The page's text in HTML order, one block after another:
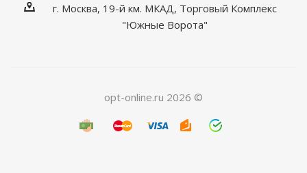
г. Москва, 19-й км. МКАД, Торговый Комплекс
"Южные Ворота"
opt-online.ru 2026 ©